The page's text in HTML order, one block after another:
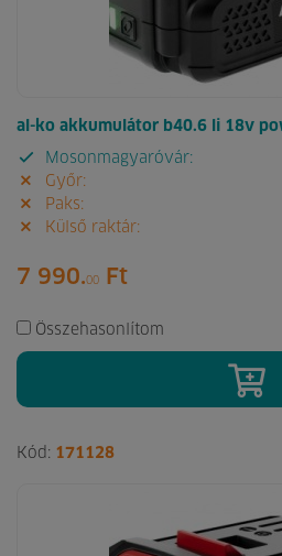
al-ko akkumulátor b40.6 li 18v
Mosonmagyaróvár:
Győr:
Paks:
Külső raktár:
7 990.00 Ft
Összehasonlítom
Kód: 171128